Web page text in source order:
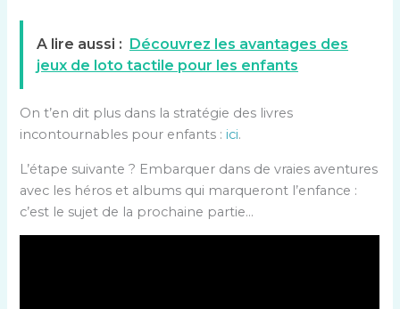
A lire aussi : Découvrez les avantages des
jeux de loto tactile pour les enfants
On t’en dit plus dans la stratégie des livres
incontournables pour enfants : ici.
L’étape suivante ? Embarquer dans de vraies aventures
avec les héros et albums qui marqueront l’enfance :
c’est le sujet de la prochaine partie…